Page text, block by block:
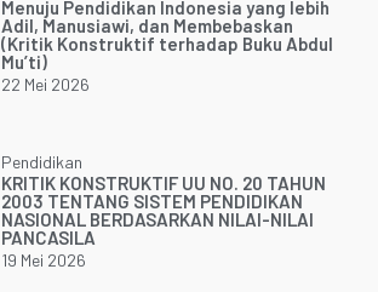
Menuju Pendidikan Indonesia yang lebih
Adil, Manusiawi, dan Membebaskan
(Kritik Konstruktif terhadap Buku Abdul
Mu’ti)
22 Mei 2026
Pendidikan
KRITIK KONSTRUKTIF UU NO. 20 TAHUN
2003 TENTANG SISTEM PENDIDIKAN
NASIONAL BERDASARKAN NILAI-NILAI
PANCASILA
19 Mei 2026